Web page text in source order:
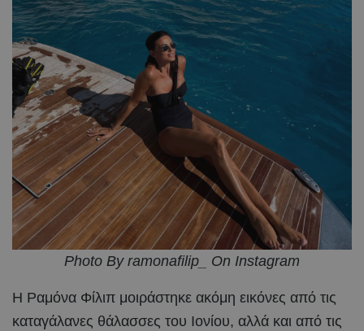
Photo By ramonafilip_ On Instagram
Η Ραμόνα Φίλιπ μοιράστηκε ακόμη εικόνες από τις
καταγάλανες θάλασσες του Ιονίου, αλλά και από τις